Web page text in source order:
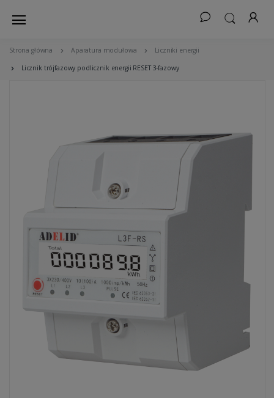
Strona główna Aparatura modułowa Liczniki energii
Licznik trójfazowy podlicznik energii RESET 3-fazowy